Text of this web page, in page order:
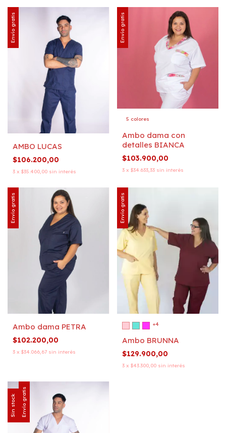
Envío gratis
AMBO LUCAS
$106.200,00
3 x $35.400,00 sin interés
Envío gratis
5 colores
Ambo dama con
detalles BIANCA
$103.900,00
3 x $34.633,33 sin interés
Envío gratis
Ambo dama PETRA
$102.200,00
3 x $34.066,67 sin interés
Envío gratis
+4
Ambo BRUNNA
$129.900,00
3 x $43.300,00 sin interés
Sin stock Envío gratis